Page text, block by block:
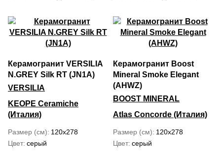
Керамогранит VERSILIA
N.GREY Silk RT (JN1A)
VERSILIA
KEOPE Ceramiche
(Италия)
Размер (см) 120x278
Цвет серый
Керамогранит Boost
Mineral Smoke Elegant
(AHWZ)
BOOST MINERAL
Atlas Concorde (Италия)
Размер (см) 120x278
Цвет серый